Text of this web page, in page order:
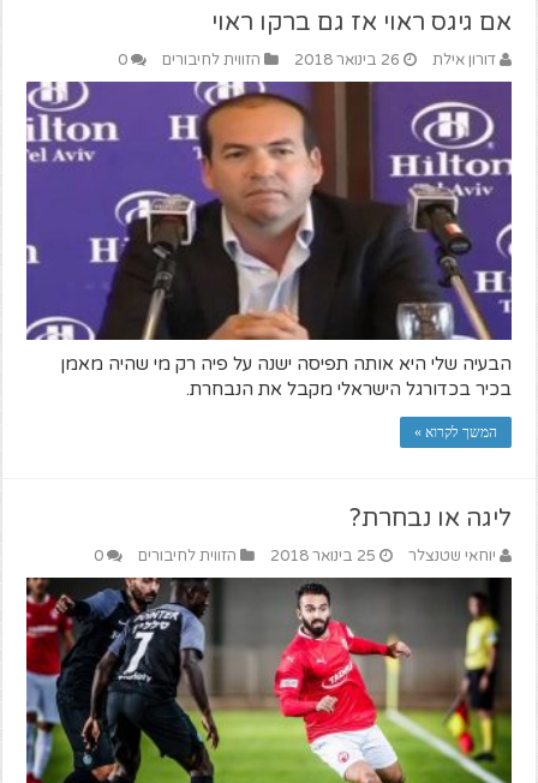
אם גיגס ראוי אז גם ברקו ראוי
דורון אילת 26 בינואר 2018 הזווית לחיבורים 0
הבעיה שלי היא אותה תפיסה ישנה על פיה רק מי שהיה מאמן
בכיר בכדורגל הישראלי מקבל את הנבחרת.
המשך לקרוא »
ליגה או נבחרת?
יוחאי שטנצלר 25 בינואר 2018 הזווית לחיבורים 0